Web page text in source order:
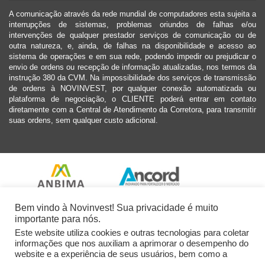
A comunicação através da rede mundial de computadores esta sujeita a
interrupções de sistemas, problemas oriundos de falhas e/ou
intervenções de qualquer prestador serviços de comunicação ou de
outra natureza, e, ainda, de falhas na disponibilidade e acesso ao
sistema de operações e em sua rede, podendo impedir ou prejudicar o
envio de ordens ou recepção de informação atualizadas, nos termos da
instrução 380 da CVM. Na impossibilidade dos serviços de transmissão
de ordens à NOVINVEST, por qualquer conexão automatizada ou
plataforma de negociação, o CLIENTE poderá entrar em contato
diretamente com a Central de Atendimento da Corretora, para transmitir
suas ordens, sem qualquer custo adicional.
Bem vindo à Novinvest! Sua privacidade é muito
importante para nós.
Este website utiliza cookies e outras tecnologias para coletar
informações que nos auxiliam a aprimorar o desempenho do
website e a experiência de seus usuários, bem como a